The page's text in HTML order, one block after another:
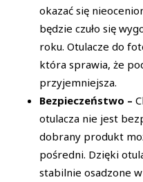
okazać się
będzie czuło się
roku. Otulacze do
która sprawia, że
przyjemniejsza.
Bezpieczeństwo –
otulacza nie jest
dobrany produkt
pośredni. Dzięki
stabilnie osadzone